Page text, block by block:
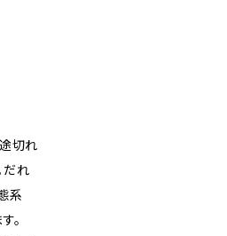
切れ
だれ
系
。